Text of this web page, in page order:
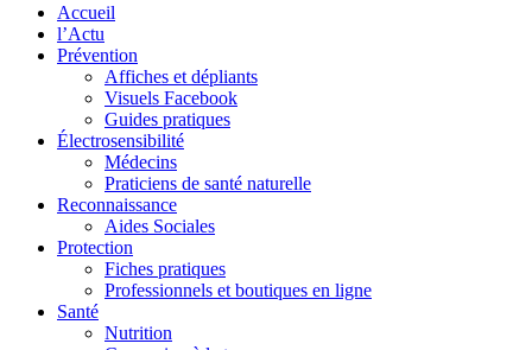
Accueil
l’Actu
Prévention
Affiches et dépliants
Visuels Facebook
Guides pratiques
Électrosensibilité
Médecins
Praticiens de santé naturelle
Reconnaissance
Aides Sociales
Protection
Fiches pratiques
Professionnels et boutiques en ligne
Santé
Nutrition